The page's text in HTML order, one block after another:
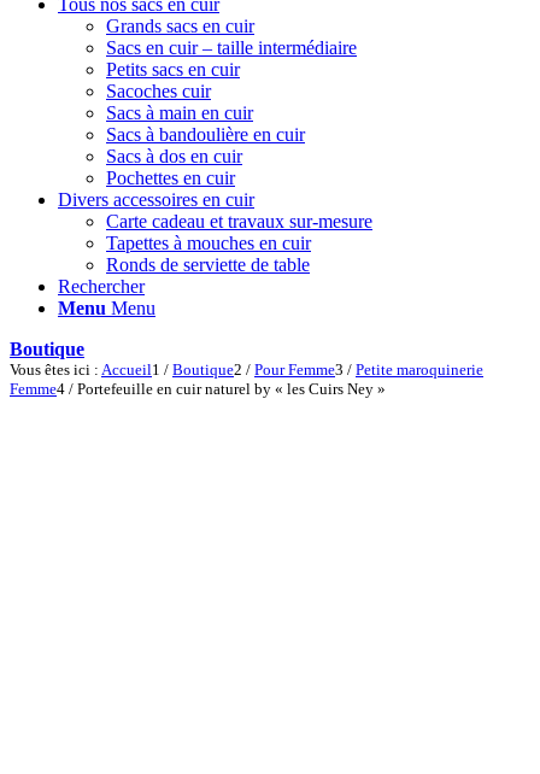
Tous nos sacs en cuir
Grands sacs en cuir
Sacs en cuir – taille intermédiaire
Petits sacs en cuir
Sacoches cuir
Sacs à main en cuir
Sacs à bandoulière en cuir
Sacs à dos en cuir
Pochettes en cuir
Divers accessoires en cuir
Carte cadeau et travaux sur-mesure
Tapettes à mouches en cuir
Ronds de serviette de table
Rechercher
Menu Menu
Boutique
Vous êtes ici : Accueil1 / Boutique2 / Pour Femme3 / Petite maroquinerie
Femme4 / Portefeuille en cuir naturel by « les Cuirs Ney »